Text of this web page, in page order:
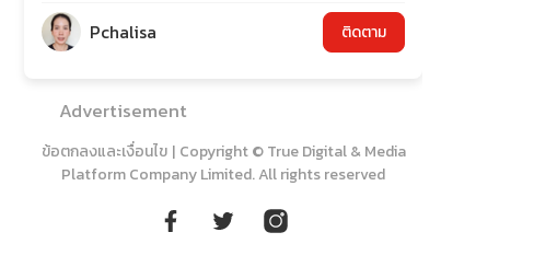
Pchalisa ติดตาม
Advertisement
ข้อตกลงและเงื่อนไข | Copyright © True Digital & Media
Platform Company Limited. All rights reserved